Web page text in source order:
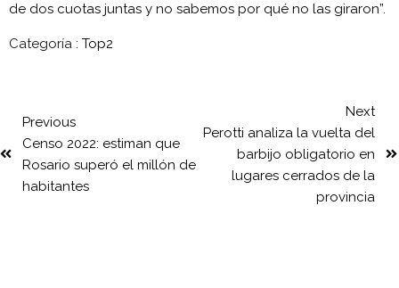
de dos cuotas juntas y no sabemos por qué no las giraron”.
Categoría : Top2
Previous
Censo 2022: estiman que
Rosario superó el millón de
habitantes
Next
Perotti analiza la vuelta del
barbijo obligatorio en
lugares cerrados de la
provincia